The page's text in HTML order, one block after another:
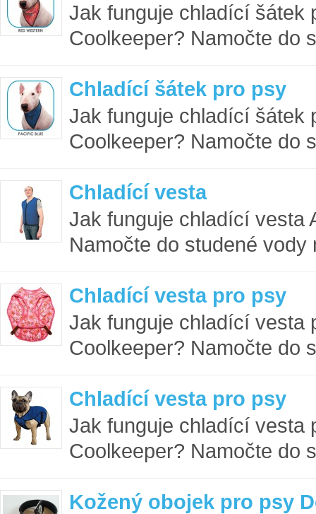
Jak funguje chladící šátek
Coolkeeper? Namočte do
Chladící šátek pro psy
Jak funguje chladící šátek
Coolkeeper? Namočte do
Chladící vesta
Jak funguje chladící vesta
Namočte do studené
Chladící vesta pro psy
Jak funguje chladící vesta
Coolkeeper? Namočte do
Chladící vesta pro psy
Jak funguje chladící vesta
Coolkeeper? Namočte do
Kožený obojek pro psy